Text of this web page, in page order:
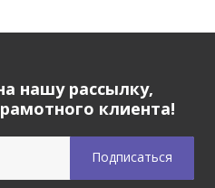
нашу рассылку,
клиента!